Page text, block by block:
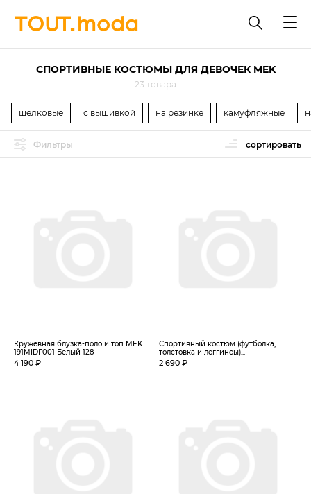
СПОРТИВНЫЕ КОСТЮМЫ ДЛЯ ДЕВОЧЕК MEK
23 товара
шелковые с вышивкой на резинке камуфляжные
Фильтры сортировать
Кружевная блузка-поло и топ MEK
191MIDF001 Белый 128
4 190 ₽
Спортивный костюм (футболка,
толстовка и леггинсы)...
2 690 ₽